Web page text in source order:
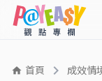
home 首頁 chevron_right 成效情